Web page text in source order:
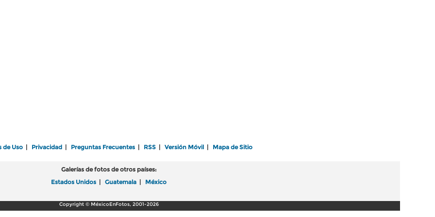
de Uso Privacidad Preguntas Frecuentes RSS Versión Móvil Mapa de Sitio
Galerías de fotos de otros países:
Estados Unidos
Guatemala México
Copyright © MéxicoEnFotos, 2001-2026